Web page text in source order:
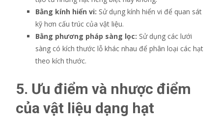
Bằng kính hiển vi: Sử dụng kính hiển vi để quan sát
kỹ hơn cấu trúc của vật liệu.
Bằng phương pháp sàng lọc: Sử dụng các lưới
sàng có kích thước lỗ khác nhau để phân loại các hạt
theo kích thước.
5. Ưu điểm và nhược điểm
của vật liệu dạng hạt